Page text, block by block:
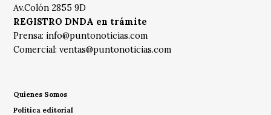
Av.Colón 2855 9D
REGISTRO DNDA en trámite
Prensa: info@puntonoticias.com
Comercial:ventas@puntonoticias.com
Quienes Somos
Política editorial